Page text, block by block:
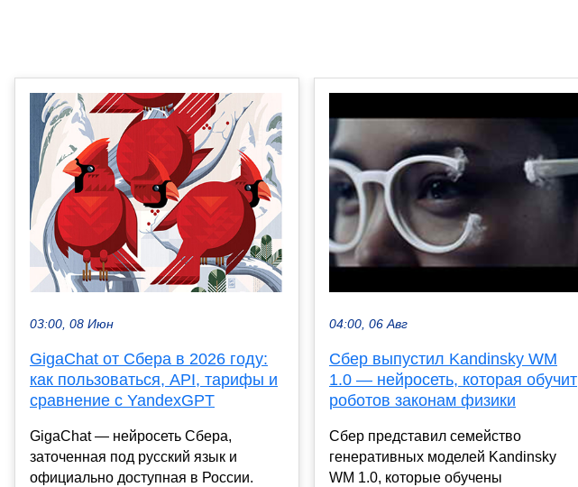
03:00, 08 Июн
GigaChat от Сбера в 2026 году:
как пользоваться, API, тарифы и
сравнение с YandexGPT
GigaChat — нейросеть Сбера,
заточенная под русский язык и
официально доступная в России.
04:00, 06 Авг
Сбер выпустил Kandinsky WM
1.0 — нейросеть, которая обучит
роботов законам физики
Сбер представил семейство
генеративных моделей Kandinsky
WM 1.0, которые обучены